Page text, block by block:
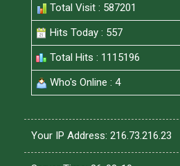
Total Visit : 587201
Hits Today : 557
Total Hits : 1115196
Who's Online : 4
Your IP Address: 216.73.216.23